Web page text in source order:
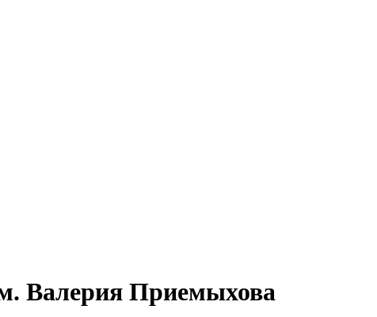
Валерия Приемыхова